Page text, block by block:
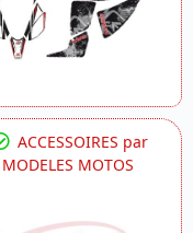
ACCESSOIRES par
MODELES MOTOS